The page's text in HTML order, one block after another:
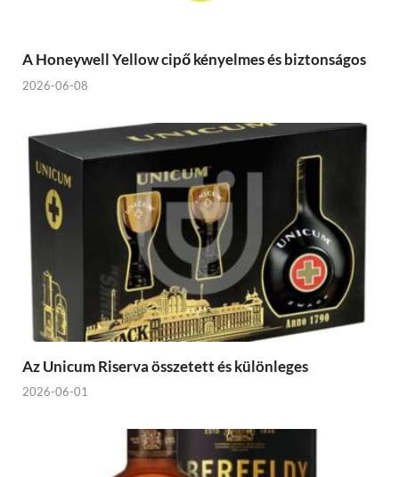
A Honeywell Yellow cipő kényelmes és biztonságos
2026-06-08
Az Unicum Riserva összetett és különleges
2026-06-01